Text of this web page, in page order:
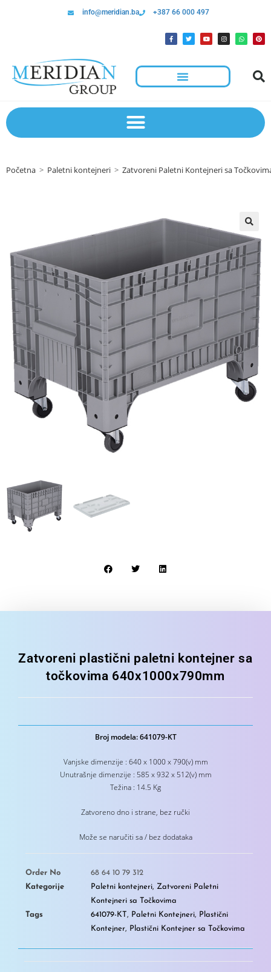
info@meridian.ba +387 66 000 497
Početna > Paletni kontejneri > Zatvoreni Paletni Kontejneri sa
Zatvoreni plastični paletni kontejner sa
točkovima 640x1000x790mm
Broj modela: 641079-KT
Vanjske dimenzije : 640 x 1000 x 790(v) mm
Unutrašnje dimenzije : 585 x 932 x 512(v) mm
Težina : 14.5 Kg
Zatvoreno dno i strane, bez ručki
Može se naručiti sa / bez dodataka
Order No
68 64 10 79 312
Kategorije
Paletni kontejneri, Zatvoreni Paletni
Kontejneri sa Točkovima
Tags
641079-KT, Paletni Kontejneri, Plastični
Kontejner, Plastični Kontejner sa Točkovima